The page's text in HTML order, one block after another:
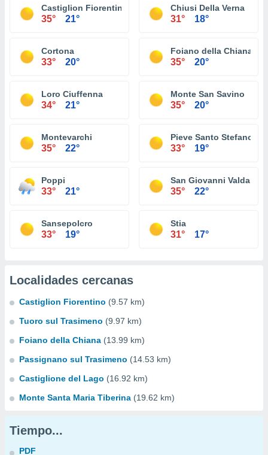
Castiglion Fiorentino
35° 21°
Chiusi Della Verna
31° 18°
Cortona
33° 20°
Foiano della Chiana
35° 20°
Loro Ciuffenna
34° 21°
Monte San Savino
35° 20°
Montevarchi
35° 22°
Pieve Santo Stefano
33° 19°
Poppi
33° 21°
San Giovanni Valdarno
35° 22°
Sansepolcro
33° 19°
Stia
31° 17°
Localidades cercanas
Castiglion Fiorentino (9.57 km)
Tuoro sul Trasimeno (9.97 km)
Foiano della Chiana (13.99 km)
Passignano sul Trasimeno (14.53 km)
Castiglione del Lago (16.92 km)
Monte Santa Maria Tiberina (19.62 km)
Tiempo...
PDF